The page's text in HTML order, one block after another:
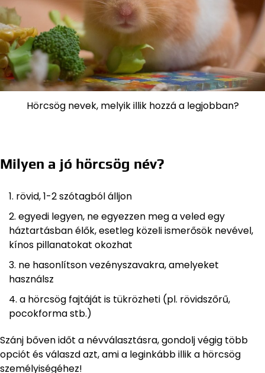
Hörcsög nevek, melyik illik hozzá a legjobban?
Milyen a jó hörcsög név?
rövid, 1-2 szótagból álljon
egyedi legyen, ne egyezzen meg a veled egy
háztartásban élők, esetleg közeli ismerősök nevével,
kínos pillanatokat okozhat
ne hasonlítson vezényszavakra, amelyeket
használsz
a hörcsög fajtáját is tükrözheti (pl. rövidszőrű,
pocokforma stb.)
Szánj bőven időt a névválasztásra, gondolj végig több
opciót és válaszd azt, ami a leginkább illik a hörcsög
személyiségéhez!